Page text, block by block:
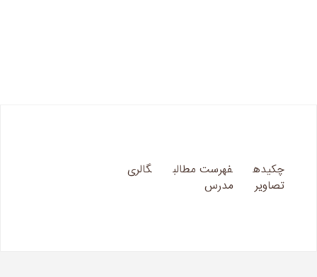
چکیده فهرست مطالب
گالری
تصاویر
مدرس